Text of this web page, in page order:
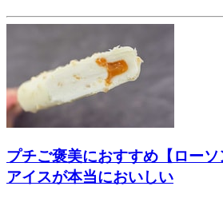
プチご褒美におすすめ【ロー
アイスが本当においしい